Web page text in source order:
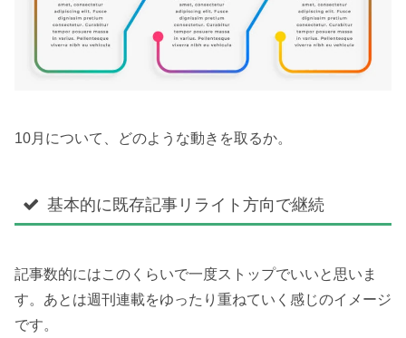
10月について、どのような動きを取るか。
基本的に既存記事リライト方向で継続
記事数的にはこのくらいで一度ストップでいいと思いま
す。あとは週刊連載をゆったり重ねていく感じのイメージ
です。